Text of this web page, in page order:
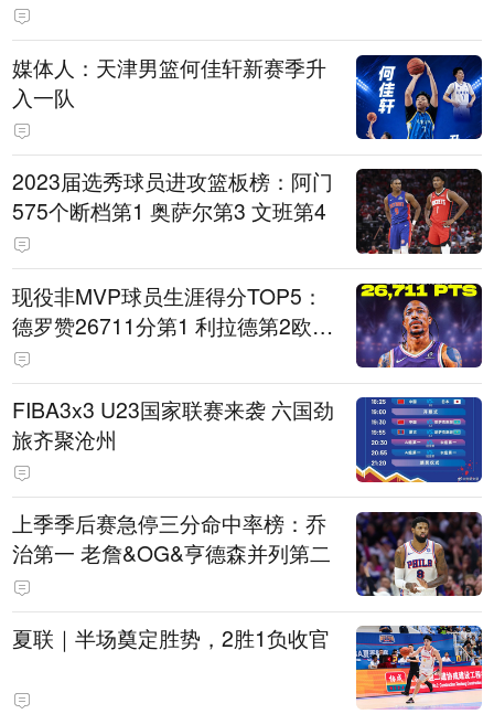
媒体人：天津男篮何佳轩新赛季升
入一队
2023届选秀球员进攻篮板榜：阿门
575个断档第1 奥萨尔第3 文班第4
现役非MVP球员生涯得分TOP5：
德罗赞26711分第1 利拉德第2欧文
第5
FIBA3x3 U23国家联赛来袭 六国劲
旅齐聚沧州
上季季后赛急停三分命中率榜：乔
治第一 老詹&OG&亨德森并列第二
夏联｜半场奠定胜势，2胜1负收官